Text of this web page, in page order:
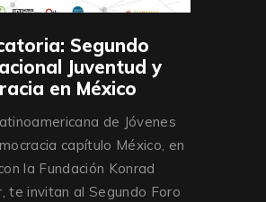
Segundo
Juventud y
en México
de Jóvenes
capítulo México, en
la Fundación Konrad
te invitan al Segundo Foro